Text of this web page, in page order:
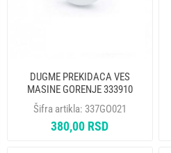
DUGME PREKIDACA VES
MASINE GORENJE 333910
PS/SP-10 ORIGINAL
Šifra artikla: 337GO021
380,00 RSD